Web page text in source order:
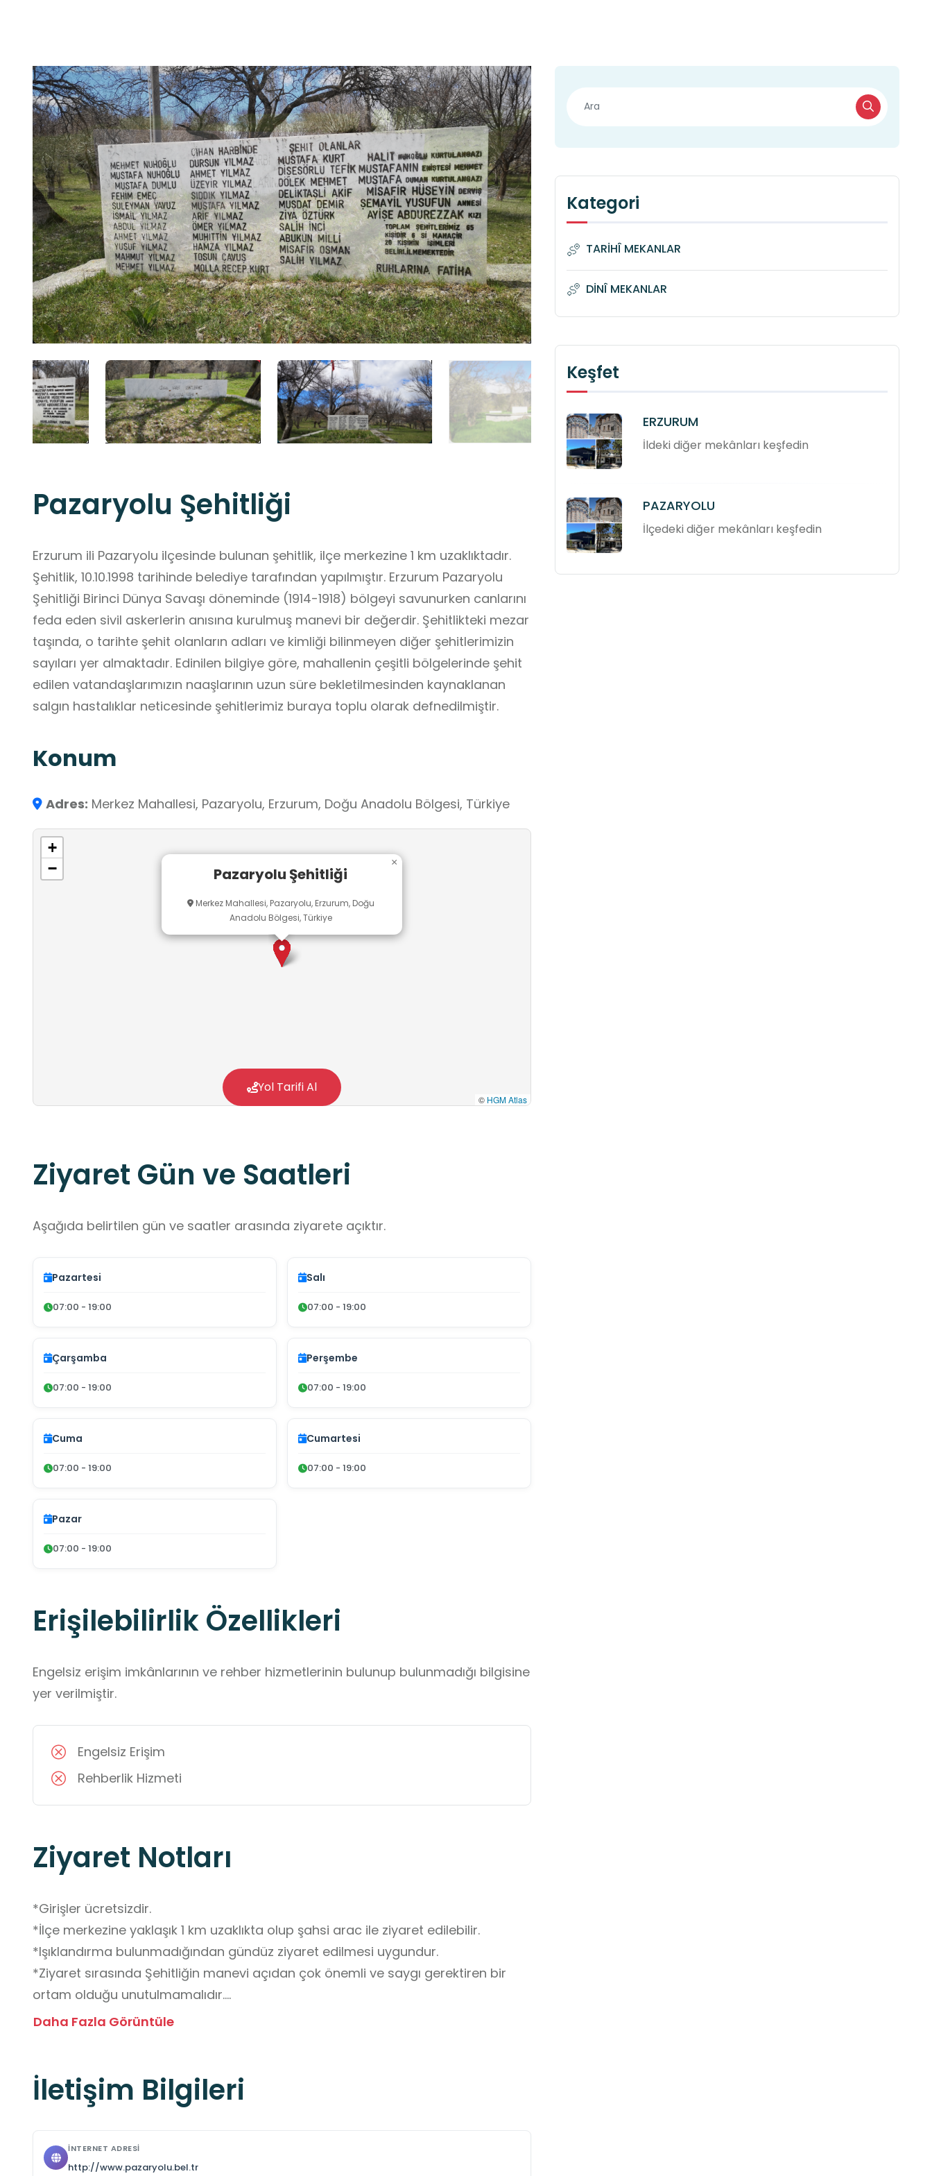
Pazaryolu Şehitliği
Erzurum ili Pazaryolu ilçesinde bulunan şehitlik, ilçe merkezine 1 km uzaklıktadır.
Şehitlik, 10.10.1998 tarihinde belediye tarafından yapılmıştır. Erzurum Pazaryolu
Şehitliği Birinci Dünya Savaşı döneminde (1914-1918) bölgeyi savunurken canlarını
feda eden sivil askerlerin anısına kurulmuş manevi bir değerdir. Şehitlikteki mezar
taşında, o tarihte şehit olanların adları ve kimliği bilinmeyen diğer şehitlerimizin
sayıları yer almaktadır. Edinilen bilgiye göre, mahallenin çeşitli bölgelerinde şehit
edilen vatandaşlarımızın naaşlarının uzun süre bekletilmesinden kaynaklanan
salgın hastalıklar neticesinde şehitlerimiz buraya toplu olarak defnedilmiştir.
Konum
Adres: Merkez Mahallesi, Pazaryolu, Erzurum, Doğu Anadolu Bölgesi, Türkiye
Pazaryolu Şehitliği
Merkez Mahallesi, Pazaryolu, Erzurum, Doğu
Anadolu Bölgesi, Türkiye
×
+
−
© HGM Atlas
Yol Tarifi Al
Ziyaret Gün ve Saatleri
Aşağıda belirtilen gün ve saatler arasında ziyarete açıktır.
Pazartesi
07:00 - 19:00
Salı
07:00 - 19:00
Çarşamba
07:00 - 19:00
Perşembe
07:00 - 19:00
Cuma
07:00 - 19:00
Cumartesi
07:00 - 19:00
Pazar
07:00 - 19:00
Erişilebilirlik Özellikleri
Engelsiz erişim imkânlarının ve rehber hizmetlerinin bulunup bulunmadığı bilgisine
yer verilmiştir.
Engelsiz Erişim
Rehberlik Hizmeti
Ziyaret Notları
*Girişler ücretsizdir.
*İlçe merkezine yaklaşık 1 km uzaklıkta olup şahsi arac ile ziyaret edilebilir.
*Işıklandırma bulunmadığından gündüz ziyaret edilmesi uygundur.
*Ziyaret sırasında Şehitliğin manevi açıdan çok önemli ve saygı gerektiren bir
ortam olduğu unutulmamalıdır.
*Konuşmaların ölçülü ve sessiz olması önemlidir.
*Çevreyi kirletmemeye  özen gösterilmelidir.
*Mevsime uygun kıyafetler ve yürüyüş ayakkabıları tercih edilmelidir.
Daha Fazla Görüntüle
İletişim Bilgileri
İNTERNET ADRESI
http://www.pazaryolu.bel.tr
Kategori
TARİHÎ MEKANLAR
DİNÎ MEKANLAR
Keşfet
ERZURUM
İldeki diğer mekânları keşfedin
PAZARYOLU
İlçedeki diğer mekânları keşfedin